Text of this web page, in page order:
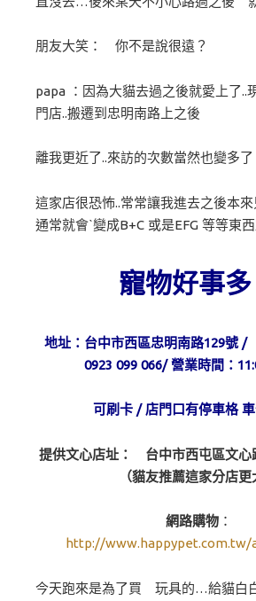
朋友大笑： 你不是說很遠？
papa ：因為大貓去過之後就愛上了..
門店..搬遷到忠明南路上之後
離我更近了..來訪的次數當然也變多了
這家店很恐怖..常常讓我進去之後本
通常就會ˋ變成B+C 或是EFG 等等東
寵物好事
地址：台中市西區忠明南路129號 /
0923 099 066/營業時間：
可刷卡 / 店門口有停車格
提供文心店址： 台中市西屯區文
（貓友推薦這家分店更
網路購物：
http://www.happypet.com.tw/
今天跑來是為了買 玩具的…給貓白